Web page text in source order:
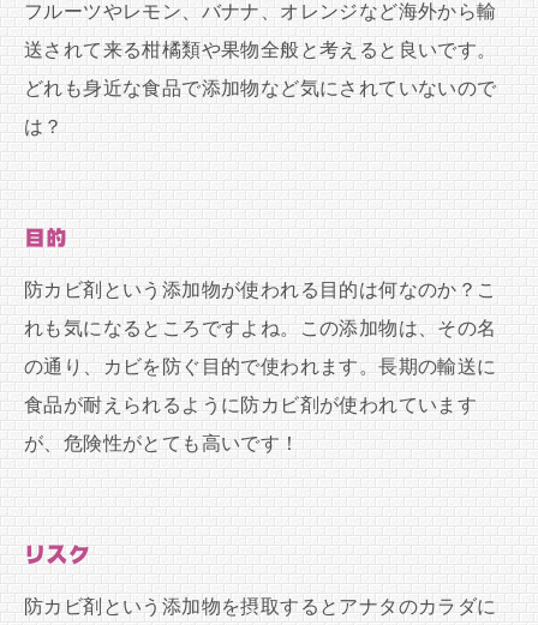
フルーツやレモン、バナナ、オレンジなど海外から輸
送されて来る柑橘類や果物全般と考えると良いです。
どれも身近な食品で添加物など気にされていないので
は？
目的
防カビ剤という添加物が使われる目的は何なのか？こ
れも気になるところですよね。この添加物は、その名
の通り、カビを防ぐ目的で使われます。長期の輸送に
食品が耐えられるように防カビ剤が使われています
が、危険性がとても高いです！
リスク
防カビ剤という添加物を摂取するとアナタのカラダに